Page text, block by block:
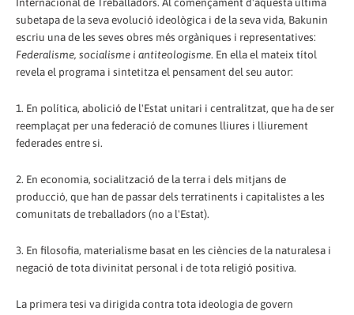
subetapa de la seva evolució ideològica i de la seva vida, Bakunin
escriu una de les seves obres més orgàniques i representatives:
Federalisme, socialisme i antiteologisme. En ella el mateix títol
revela el programa i sintetitza el pensament del seu autor:
1. En política, abolició de l'Estat unitari i centralitzat, que ha de ser
reemplaçat per una federació de comunes lliures i lliurement
federades entre si.
2. En economia, socialització de la terra i dels mitjans de
producció, que han de passar dels terratinents i capitalistes a les
comunitats de treballadors (no a l'Estat).
3. En filosofia, materialisme basat en les ciències de la naturalesa i
negació de tota divinitat personal i de tota religió positiva.
La primera tesi va dirigida contra tota ideologia de govern